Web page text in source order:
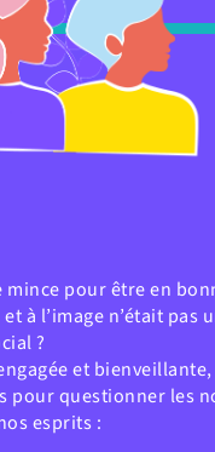
pour être en
à l’image n’était pas
?
et
pour questionner les
esprits :